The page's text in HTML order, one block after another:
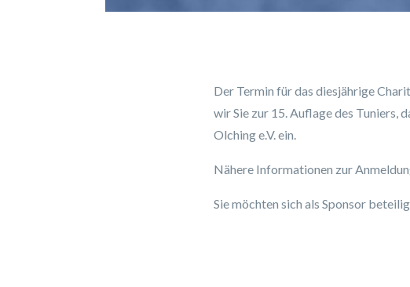
Der Termin für das diesjährige
wir Sie zur 15. Auflage des Tuniers,
Olching e.V. ein.
Nähere Informationen zur
Sie möchten sich als Sponsor